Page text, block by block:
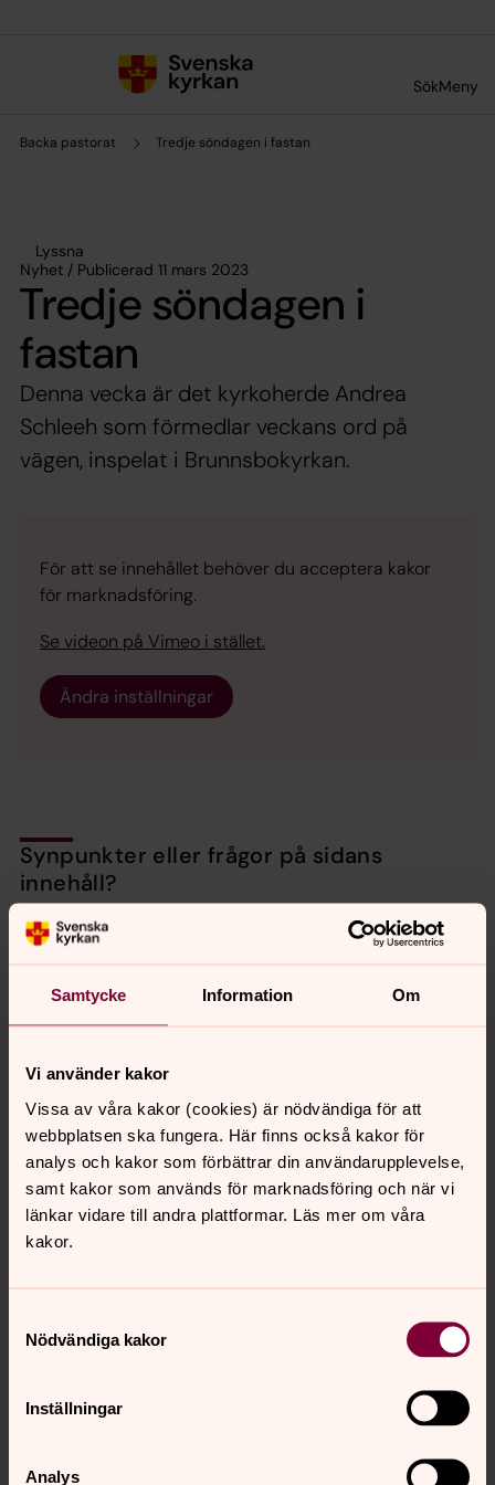
Samtycke Information Om
Vi använder kakor
Vissa av våra kakor (cookies) är nödvändiga för att
webbplatsen ska fungera. Här finns också kakor för
analys och kakor som förbättrar din användarupplevelse,
samt kakor som används för marknadsföring och när vi
länkar vidare till andra plattformar. Läs mer om våra
kakor.
Nödvändiga kakor
Inställningar
Analys
SökMeny
Backa pastorat Tredje söndagen i fastan
Lyssna
Nyhet / Publicerad 11 mars 2023
Tredje söndagen i
fastan
Denna vecka är det kyrkoherde Andrea
Schleeh som förmedlar veckans ord på
vägen, inspelat i Brunnsbokyrkan.
För att se innehållet behöver du acceptera kakor
för marknadsföring.
Se videon på Vimeo i stället.
Ändra inställningar
Synpunkter eller frågor på sidans
innehåll?
backa.pastorat@svenskakyrkan.se
Tillbaka till toppen
Tillbaka till innehållet
Kontakt
Kalender